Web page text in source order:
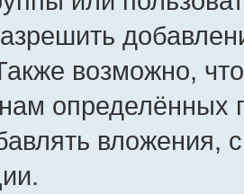
возможно,
определённых
вложения,